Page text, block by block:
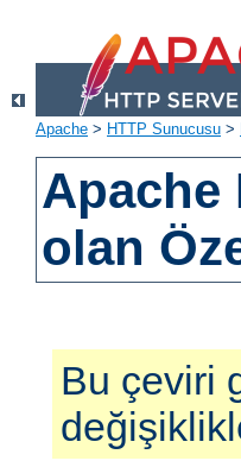
Apache > HTTP Sunucusu >
Apache
olan
Bu çeviri